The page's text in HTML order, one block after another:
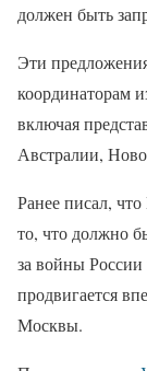
должен быть
Эти
координаторам
включая
Австралии,
Ранее писал,
то, что должно
за войны
продвигается
Москвы.